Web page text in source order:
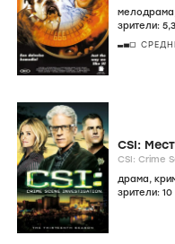
мелодрама
зрители: 5,3
CSI:
драма,
зрители: 10